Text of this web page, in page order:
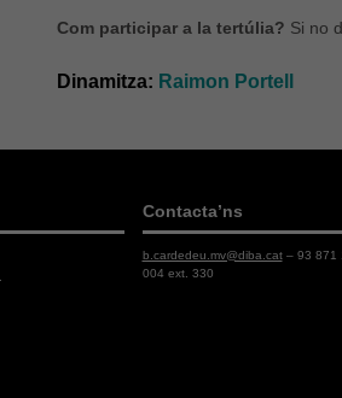
Com participar a la tertúlia? Si no
Dinamitza: Raimon Portell
Contacta’ns
b.cardedeu.mv@diba.cat– 93 871
004 ext. 330